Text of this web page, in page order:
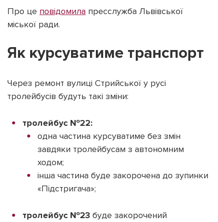
Зв'язатися з нами
[email protected]
Підтримати dyvys.info
Про це повідомила пресслужба Львівської
міської ради.
Як курсуватиме транспорт
Через ремонт вулиці Стрийської у русі
тролейбусів будуть такі зміни:
тролейбус №22:
одна частина курсуватиме без змін
завдяки тролейбусам з автономним
ходом;
інша частина буде закорочена до зупинки
«Підстригача»;
тролейбус №23 буде закорочений